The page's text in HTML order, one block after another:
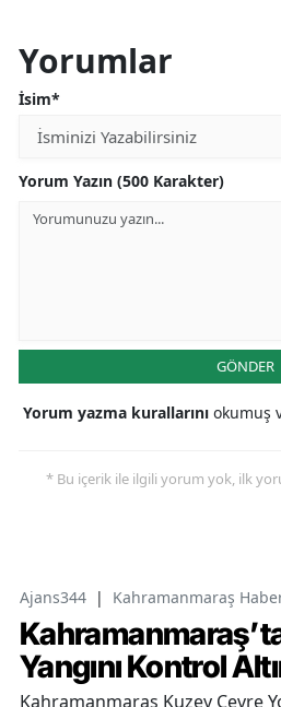
Yorumlar
İsim*
Yorum Yazın (500 Karakter)
GÖNDER
Yorum yazma kurallarını okumuş
* Bu içerik ile ilgili yorum yok, ilk
Ajans344 | Kahramanmaraş
Yangını Kontrol
Kahramanmaraş Kuzey Çevre